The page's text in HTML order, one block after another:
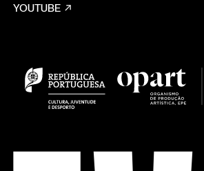
YOUTUBE